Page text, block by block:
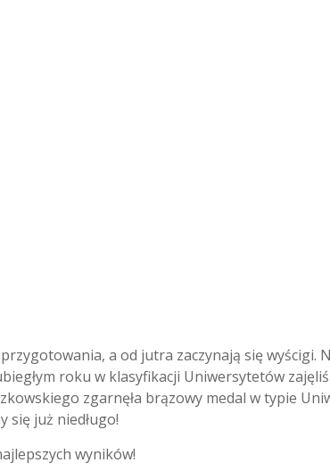
a od jutra zaczynają się wyścigi.
roku w klasyfikacji Uniwersytetów
zgarnęła brązowy medal w typie
się już niedługo!
wyników!